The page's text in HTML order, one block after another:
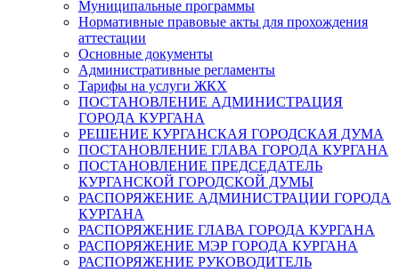
Муниципальные программы
Нормативные правовые акты для прохождения
аттестации
Основные документы
Административные регламенты
Тарифы на услуги ЖКХ
ПОСТАНОВЛЕНИЕ АДМИНИСТРАЦИЯ
ГОРОДА КУРГАНА
РЕШЕНИЕ КУРГАНСКАЯ ГОРОДСКАЯ ДУМА
ПОСТАНОВЛЕНИЕ ГЛАВА ГОРОДА КУРГАНА
ПОСТАНОВЛЕНИЕ ПРЕДСЕДАТЕЛЬ
КУРГАНСКОЙ ГОРОДСКОЙ ДУМЫ
РАСПОРЯЖЕНИЕ АДМИНИСТРАЦИИ ГОРОДА
КУРГАНА
РАСПОРЯЖЕНИЕ ГЛАВА ГОРОДА КУРГАНА
РАСПОРЯЖЕНИЕ МЭР ГОРОДА КУРГАНА
РАСПОРЯЖЕНИЕ РУКОВОДИТЕЛЬ